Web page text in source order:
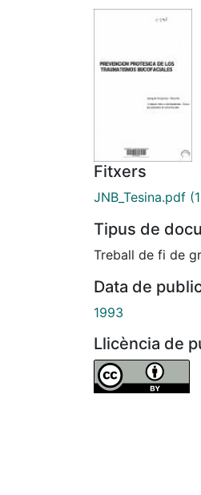
Fitxers
JNB_Tesina.pdf
Tipus de
Treball de fi de
Data de
1993
Llicència de